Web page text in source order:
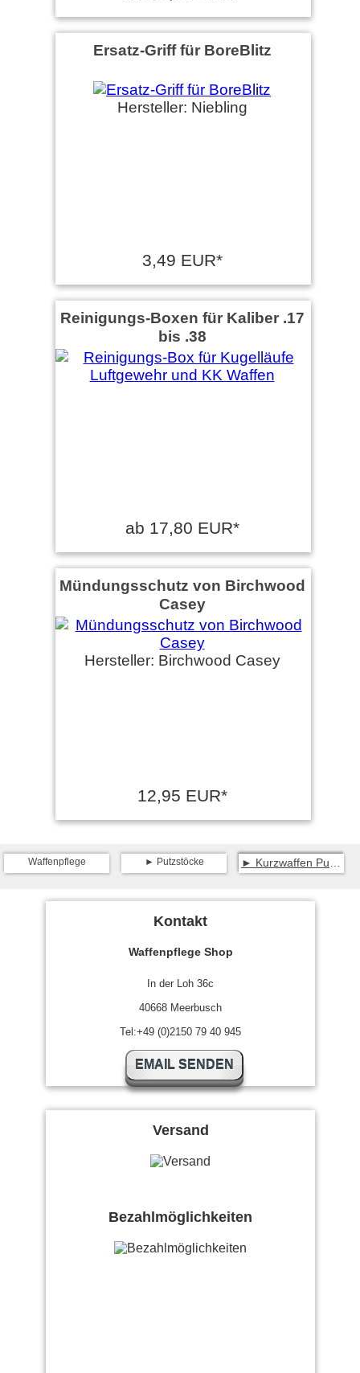
Ersatz-Griff für BoreBlitz
Hersteller: Niebling
3,49 EUR*
Reinigungs-Boxen für Kaliber .17
bis .38
ab 17,80 EUR*
Mündungsschutz von Birchwood
Casey
Hersteller: Birchwood Casey
12,95 EUR*
Waffenpflege Putzstöcke Kurzwaffen Putzstock mit Kunststoffmantel
Kontakt
Waffenpflege Shop
In der Loh 36c
40668 Meerbusch
Tel:+49 (0)2150 79 40 945
EMAIL SENDEN
Versand
Bezahlmöglichkeiten